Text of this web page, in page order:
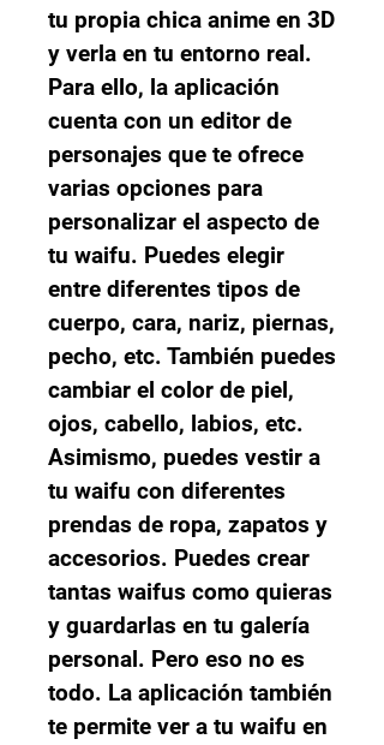
tu propia chica anime en 3D
y verla en tu entorno real.
Para ello, la aplicación
cuenta con un editor de
personajes que te ofrece
varias opciones para
personalizar el aspecto de
tu waifu. Puedes elegir
entre diferentes tipos de
cuerpo, cara, nariz, piernas,
pecho, etc. También puedes
cambiar el color de piel,
ojos, cabello, labios, etc.
Asimismo, puedes vestir a
tu waifu con diferentes
prendas de ropa, zapatos y
accesorios. Puedes crear
tantas waifus como quieras
y guardarlas en tu galería
personal. Pero eso no es
todo. La aplicación también
te permite ver a tu waifu en